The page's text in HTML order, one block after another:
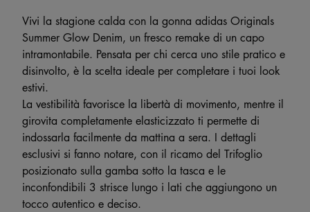
Vivi la stagione calda con la gonna adidas Originals
Summer Glow Denim, un fresco remake di un capo
intramontabile. Pensata per chi cerca uno stile pratico e
disinvolto, è la scelta ideale per completare i tuoi look
estivi.
La vestibilità favorisce la libertà di movimento, mentre il
girovita completamente elasticizzato ti permette di
indossarla facilmente da mattina a sera. I dettagli
esclusivi si fanno notare, con il ricamo del Trifoglio
posizionato sulla gamba sotto la tasca e le
inconfondibili 3 strisce lungo i lati che aggiungono un
tocco autentico e deciso.